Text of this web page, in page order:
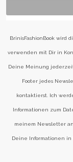
BrinisFashionBook wird
verwenden mit Dir in
Deine Meinung
Footer jedes
kontaktierst. Ich
Informationen zum
meinem Newsletter
Deine Informationen